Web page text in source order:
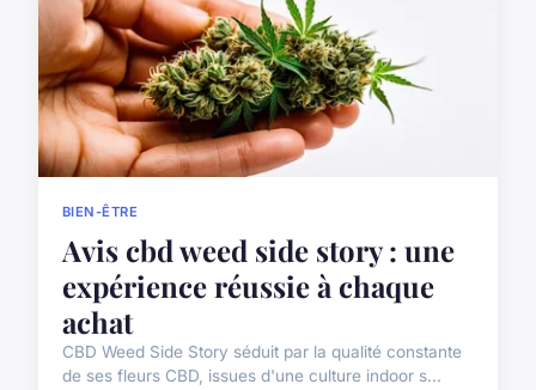
BIEN-ÊTRE
Avis cbd weed side story : une
expérience réussie à chaque
achat
CBD Weed Side Story séduit par la qualité constante
de ses fleurs CBD, issues d'une culture indoor s...